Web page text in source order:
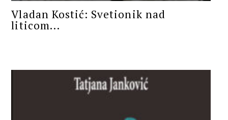
Vladan Kostić: Svetionik nad
liticom...